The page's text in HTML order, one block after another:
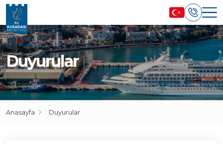
Duyurular
Anasayfa Duyurular